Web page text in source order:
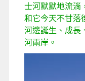
士河默默地流淌
和它今天不甘落
河邊誕生、成長
河兩岸。